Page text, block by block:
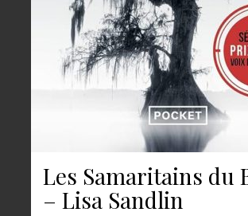
Les Samaritains du
– Lisa Sandlin